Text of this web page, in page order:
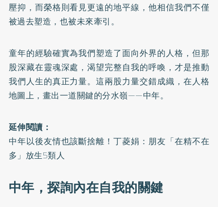
壓抑，而榮格則看見更遠的地平線，他相信我們不僅
被過去塑造，也被未來牽引。
童年的經驗確實為我們塑造了面向外界的人格，但那
股深藏在靈魂深處，渴望完整自我的呼喚，才是推動
我們人生的真正力量。這兩股力量交錯成織，在人格
地圖上，畫出一道關鍵的分水嶺——中年。
延伸閱讀：
中年以後友情也該斷捨離！丁菱娟：朋友「在精不在
多」放生5類人
中年，探詢內在自我的關鍵